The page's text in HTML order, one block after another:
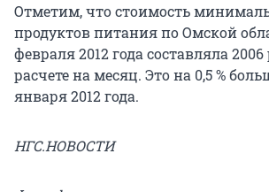
Отметим, что стоимость
продуктов питания по Омской
февраля 2012 года составляла
расчете на месяц. Это на 0,5 %
января 2012 года.
НГС.НОВОСТИ